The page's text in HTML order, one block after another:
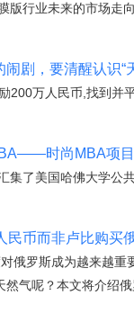
版行业未来的市场走向.
闹剧，要清醒认识“
200万人民币,找到并
时尚MBA项
集了美国哈佛大学公
民币而非卢比购买
俄罗斯成为越来越
然气呢？本文将介绍